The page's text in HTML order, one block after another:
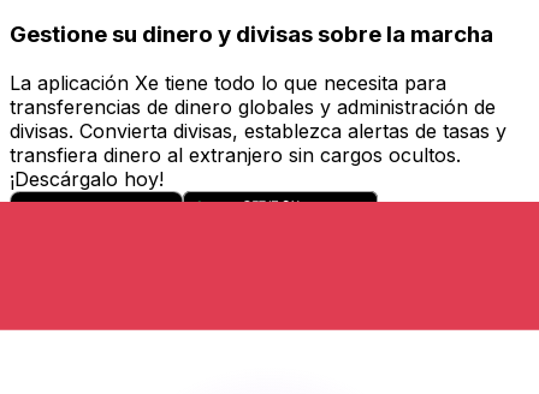
Gestione su dinero y divisas sobre la marcha
La aplicación Xe tiene todo lo que necesita para
transferencias de dinero globales y administración de
divisas. Convierta divisas, establezca alertas de tasas y
transfiera dinero al extranjero sin cargos ocultos.
¡Descárgalo hoy!